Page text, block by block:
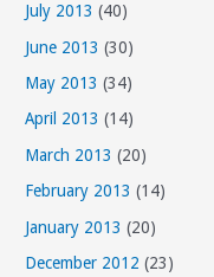
July 2013 (40)
June 2013 (30)
May 2013 (34)
April 2013 (14)
March 2013 (20)
February 2013 (14)
January 2013 (20)
December 2012 (23)